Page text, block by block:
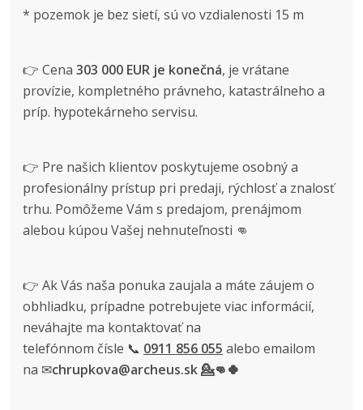
* pozemok je bez sietí, sú vo vzdialenosti 15 m
👉 Cena 303 000 EUR je konečná, je vrátane
provízie, kompletného právneho, katastrálneho a
príp. hypotekárneho servisu.
👉 Pre našich klientov poskytujeme osobný a
profesionálny prístup pri predaji, rýchlosť a znalosť
trhu. Pomôžeme Vám s predajom, prenájmom
alebou kúpou Vašej nehnuteľnosti 👊
👉 Ak Vás naša ponuka zaujala a máte záujem o
obhliadku, prípadne potrebujete viac informácií,
neváhajte ma kontaktovať na
telefónnom čísle 📞 0911 856 055 alebo emailom
na ✉chrupkova@archeus.sk 💁👊🍀